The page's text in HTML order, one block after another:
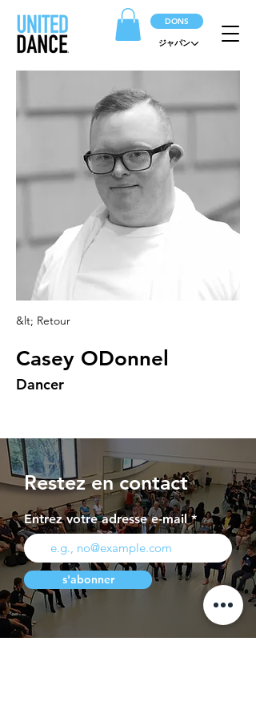
DONS
ジャパン
&lt; Retour
Casey ODonnel
Dancer
Restez en contact
Entrez votre adresse e-mail
s'abonner